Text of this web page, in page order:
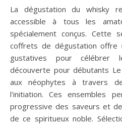
La dégustation du whisky représente un art raffiné,
accessible à tous les
spécialement conçus. Cette
coffrets de dégustation offre
gustatives pour célébrer
découverte pour débutants
aux néophytes à travers
l'initiation. Ces ensembles
progressive des saveurs et
de ce spiritueux noble.